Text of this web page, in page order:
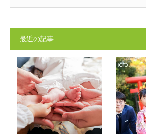
最近の記事